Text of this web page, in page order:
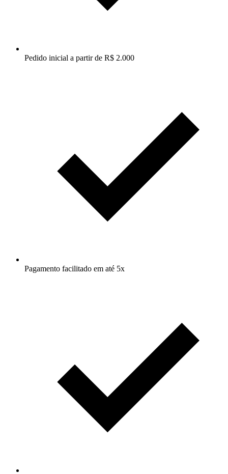
Pedido inicial a partir de R$ 2.000
Pagamento facilitado em até 5x